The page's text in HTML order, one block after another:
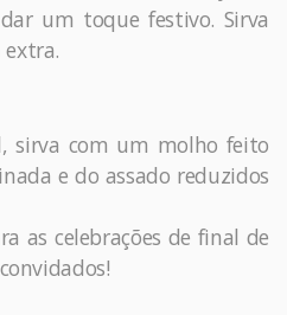
um toque festivo. Sirva
sirva com um molho feito
e do assado reduzidos
as celebrações de final de